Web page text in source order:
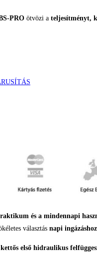
PRO ötvözi a teljesítményt,
és a mindennapi
választás napi ingázáshoz
kettős első hidraulikus